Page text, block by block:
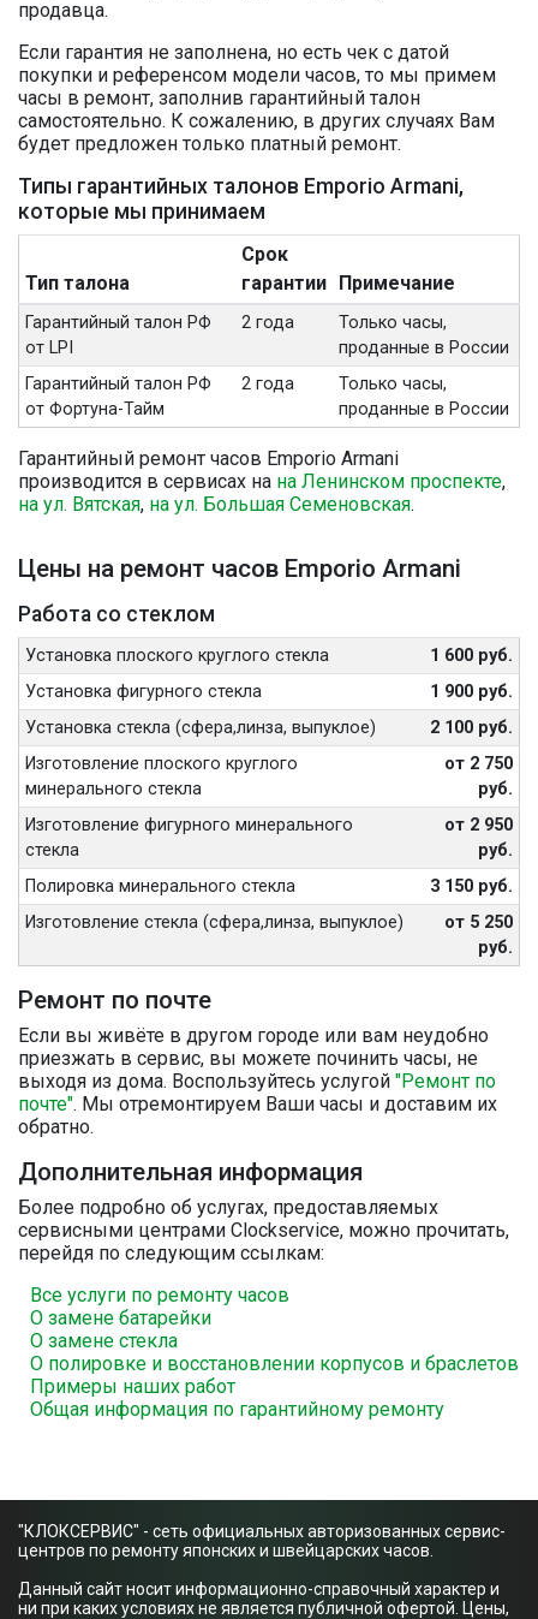
продавца.
Если гарантия не заполнена, но есть чек с датой
покупки и референсом модели часов, то мы примем
часы в ремонт, заполнив гарантийный талон
самостоятельно. К сожалению, в других случаях Вам
будет предложен только платный ремонт.
Типы гарантийных талонов Emporio Armani,
которые мы принимаем
Тип талона
Срок
гарантии Примечание
Гарантийный талон РФ
от LPI
2 года
Только часы,
проданные в России
Гарантийный талон РФ
от Фортуна-Тайм
2 года
Только часы,
проданные в России
Гарантийный ремонт часов Emporio Armani
производится в сервисах на на Ленинском проспекте,
на ул. Вятская, на ул. Большая Семеновская.
Цены на ремонт часов Emporio Armani
Работа со стеклом
Установка плоского круглого стекла
1 600 руб.
Установка фигурного стекла
1 900 руб.
Установка стекла (сфера,линза, выпуклое)
2 100 руб.
Изготовление плоского круглого
минерального стекла
от 2 750
руб.
Изготовление фигурного минерального
стекла
от 2 950
руб.
Полировка минерального стекла
3 150 руб.
Изготовление стекла (сфера,линза, выпуклое)
от 5 250
руб.
Ремонт по почте
Если вы живёте в другом городе или вам неудобно
приезжать в сервис, вы можете починить часы, не
выходя из дома. Воспользуйтесь услугой "Ремонт по
почте". Мы отремонтируем Ваши часы и доставим их
обратно.
Дополнительная информация
Более подробно об услугах, предоставляемых
сервисными центрами Clockservice, можно прочитать,
перейдя по следующим ссылкам:
Все услуги по ремонту часов
О замене батарейки
О замене стекла
О полировке и восстановлении корпусов и браслетов
Примеры наших работ
Общая информация по гарантийному ремонту
"КЛОКСЕРВИС" - сеть официальных авторизованных сервис-
центров по ремонту японских и швейцарских часов.
Данный сайт носит информационно-справочный характер и
ни при каких условиях не является публичной офертой. Цены,